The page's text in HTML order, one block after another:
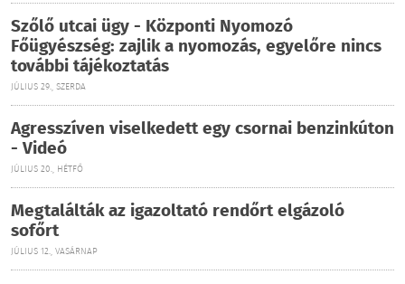
Szőlő utcai ügy - Központi Nyomozó
Főügyészség: zajlik a nyomozás, egyelőre nincs
további tájékoztatás
JÚLIUS 29., SZERDA
Agresszíven viselkedett egy csornai benzinkúton
- Videó
JÚLIUS 20., HÉTFŐ
Megtalálták az igazoltató rendőrt elgázoló
sofőrt
JÚLIUS 12., VASÁRNAP